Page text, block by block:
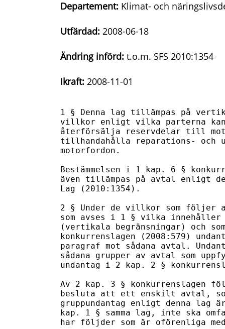
Departement: Klimat- och
Utfärdad: 2008-06-18
Ändring införd: t.o.m. SFS 2010:1354
Ikraft: 2008-11-01
1 § Denna lag tillämpas på
villkor enligt vilka parterna
återförsälja reservdelar till
tillhandahålla reparations- och
motorfordon.
Bestämmelsen i 1 kap. 6 §
även tillämpas på avtal enligt
Lag (2010:1354).
2 § Under de villkor som följer
som avses i 1 § vilka innehåller
(vertikala begränsningar) och
konkurrenslagen (2008:579)
paragraf mot sådana avtal.
sådana grupper av avtal som
undantag i 2 kap. 2 §
Av 2 kap. 3 § konkurrenslagen
besluta att ett enskilt avtal,
gruppundantag enligt denna lag
kap. 1 § samma lag, inte ska
har följder som är oförenliga